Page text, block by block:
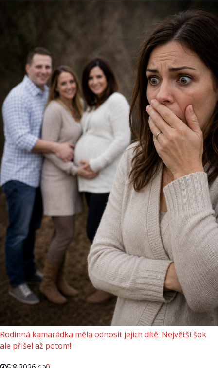
Rodinná kamarádka měla odnosit jejich dítě: Největší šok
ale přišel až potom!